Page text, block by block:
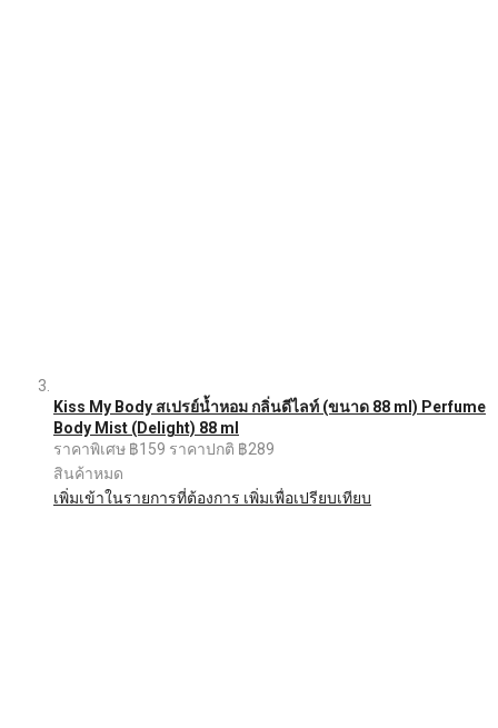
Kiss My Body สเปรย์น้ำหอม กลิ่นดีไลท์ (ขนาด 88 ml) Perfume
Body Mist (Delight) 88 ml
ราคาพิเศษ ฿159 ราคาปกติ ฿289
สินค้าหมด
เพิ่มเข้าในรายการที่ต้องการ เพิ่มเพื่อเปรียบเทียบ